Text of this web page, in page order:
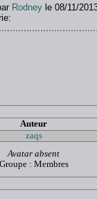
Rodney le 08/11/
Auteur
zaqs
Avatar absent
Groupe : Membres